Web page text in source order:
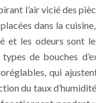
l’air vicié des
dans la
et les odeurs sont
de bouches
qui
du taux